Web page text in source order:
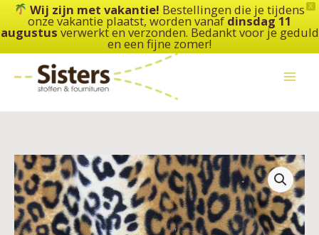
X
Wij zijn met vakantie! Bestellingen die je tijdens
onze vakantie plaatst, worden vanaf dinsdag 11
augustus verwerkt en verzonden. Bedankt voor je geduld
en een fijne zomer!
de
inhoud
Velboa
Leopard
aantal